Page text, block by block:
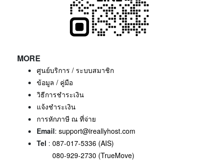
MORE
ศูนย์บริการ / ระบบสมาชิก
ข้อมูล / คู่มือ
วิธีการชำระเงิน
แจ้งชำระเงิน
การหักภาษี ณ ที่จ่าย
Email: support@ireallyhost.com
Tel : 087-017-5336 (AIS)
080-929-2730 (TrueMove)